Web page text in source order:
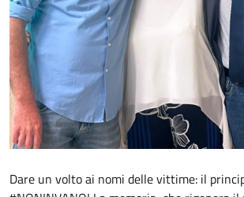
Dare un volto ai nomi delle vittime: il